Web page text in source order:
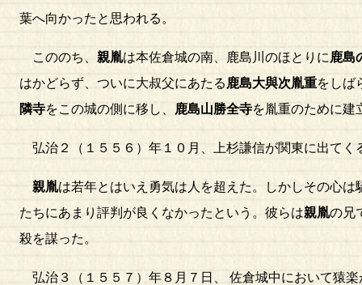
葉へ向かったと思われる。
こののち、 親胤は本佐倉城の南、鹿島川のほとりに 鹿島
はかどらず、ついに大叔父にあたる 鹿島大與次胤重をしば
隣寺をこの城の側に移し、 鹿島山勝全寺を胤重のために建
弘治２（１５５６）年１０月、上杉謙信が関東に出て
親胤は若年とはいえ勇気は人を超えた。しかしその心
たちにあまり評判が良くなかったという。彼らは親胤の兄
殺を謀った。
弘治３（１５５７）年８月７日、 佐倉城中において猿楽